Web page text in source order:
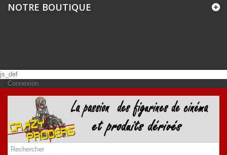
NOTRE BOUTIQUE
js_def
Connexion